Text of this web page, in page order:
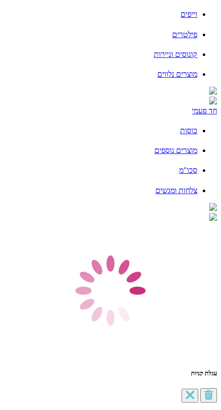
וייפים
פילטרים
קונוסים וניירות
מוצרים נלווים
חד פעמי
כוסות
מוצרים נוספים
סכו"מ
צלחות ומגשים
עגלת קניות